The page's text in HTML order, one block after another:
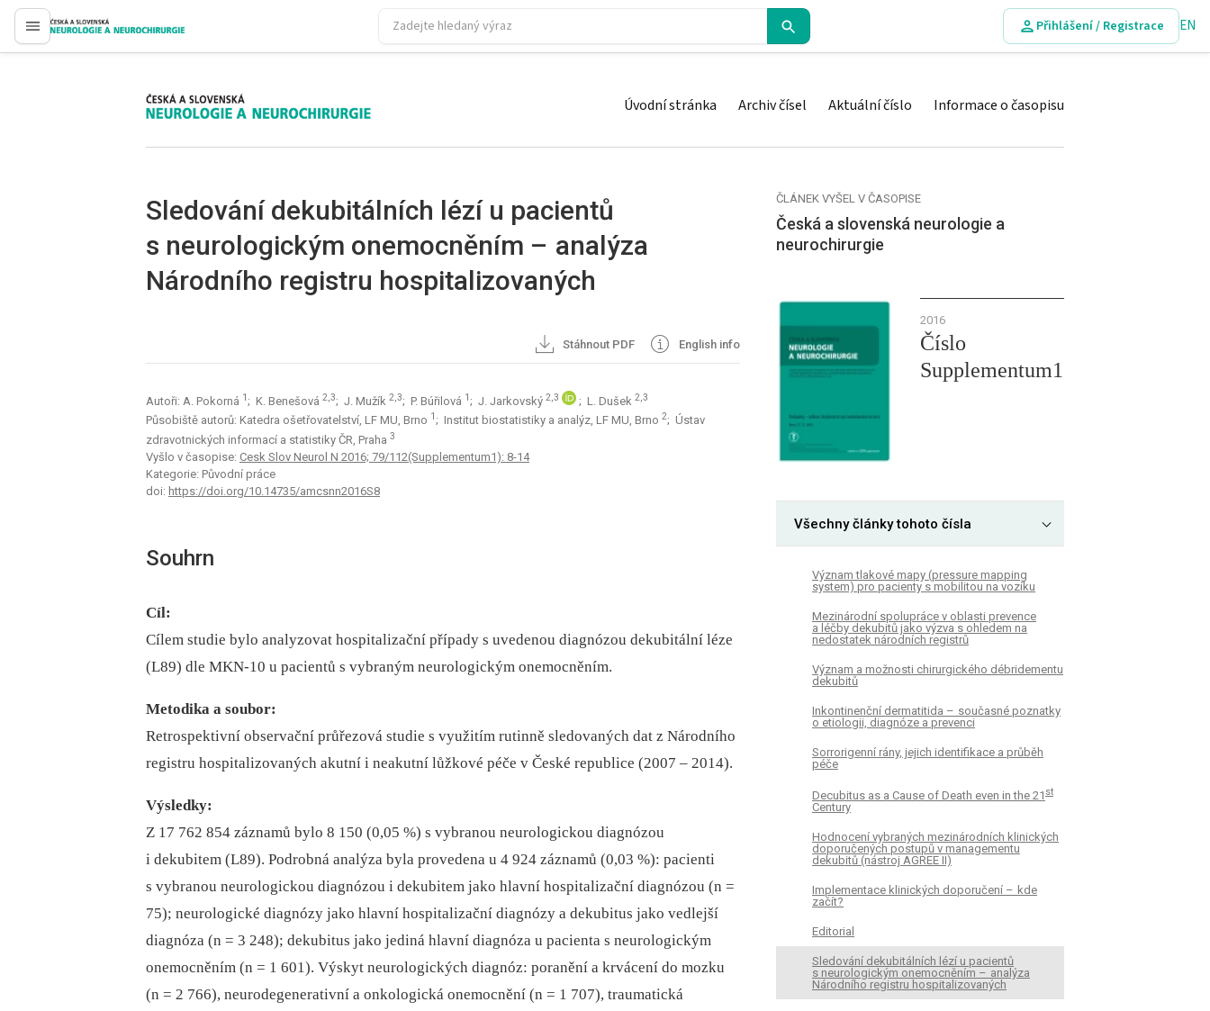
proLékaře.cz
Přihlášení / Registrace EN
proLékaře.cz Úvodní stránka Archiv čísel Aktuální číslo Informace o časopisu
Sledování dekubitálních lézí u pa­cientů
s neurologickým onemocněním – analýza
Národního registru hospitalizovaných
Stáhnout PDF English info
Autoři: A. Pokorná 1 ; K. Benešová 2,3; J. Mužík 2,3; P. Búřilová 1 ; J. Jarkovský 2,3 ; L. Dušek 2,3
Působiště autorů: Katedra ošetřovatelství, LF MU, Brno 1 ; Institut biostatistiky a analýz, LF MU, Brno 2; Ústav
zdravotnických informací a statistiky ČR, Praha 3
Vyšlo v časopise: Cesk Slov Neurol N 2016; 79/112(Supplementum1): 8-14
Kategorie: Původní práce
doi: https://doi.org/10.14735/amcsnn2016S8
Souhrn
Cíl:
Cílem studie bylo analyzovat hospitalizační případy s uvedenou diagnózou dekubitální léze
(L89) dle MKN-10 u pa­cientů s vybraným neurologickým onemocněním.
Metodika a soubor:
Retrospektivní observační průřezová studie s využitím rutinně sledovaných dat z Národního
registru hospitalizovaných akutní i neakutní lůžkové péče v České republice (2007 –⁠ 2014).
Výsledky:
Z 17 762 854 záznamů bylo 8 150 (0,05 %) s vybranou neurologickou diagnózou
i dekubitem (L89). Podrobná analýza byla provedena u 4 924 záznamů (0,03 %): pacienti
s vybranou neurologickou diagnózou i dekubitem jako hlavní hospitalizační diagnózou (n =
75); neurologické diagnózy jako hlavní hospitalizační dia­gnózy a dekubitus jako vedlejší
diagnóza (n = 3 248); dekubitus jako jediná hlavní diagnóza u pacienta s neurologickým
onemocněním (n = 1 601). Výskyt neurologických diagnóz: poranění a krvácení do mozku
(n = 2 766), neurodegenerativní a onkologická onemocnění (n = 1 707), traumatická
ČLÁNEK VYŠEL V ČASOPISE
Česká a slovenská neurologie a
neurochirurgie
2016
Číslo
Supplementum1
Všechny články tohoto čísla
Význam tlakové mapy (pres­sure mapp­ing
system) pro pa­cienty s mobilitou na vozíku
Mezinárodní spolupráce v oblasti prevence
a léčby dekubitů jako výzva s ohledem na
nedostatek národních registrů
Význam a možnosti chirurgického débridementu
dekubitů
Inkontinenční dermatitida – současné poznatky
o etiologii, dia­gnóze a prevenci
Sor­rorigen­ní rány, jejich identifikace a průběh
péče
Decubitus as a Cause of Death even in the 21 st
Century
Hodnocení vybraných mezinárodních klinických
doporučených postupů v managementu
dekubitů (nástroj AGREE II)
Implementace klinických doporučení – kde
začít?
Editorial
Sledování dekubitálních lézí u pa­cientů
s neurologickým onemocněním – analýza
Národního registru hospitalizovaných